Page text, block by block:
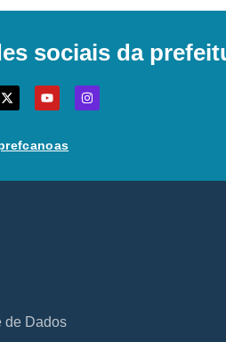
sociais da
de Dados